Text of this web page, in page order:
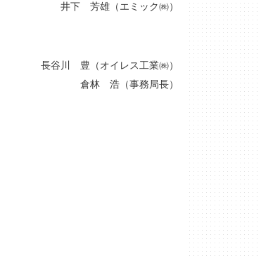
井下 芳雄（エミック㈱）
長谷川 豊（オイレス工業㈱）
倉林 浩（事務局長）